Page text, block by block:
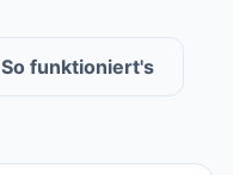
So funktioniert's